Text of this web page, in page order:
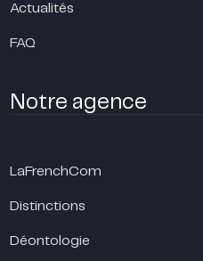
Actualités
FAQ
Notre agence
LaFrenchCom
Distinctions
Déontologie